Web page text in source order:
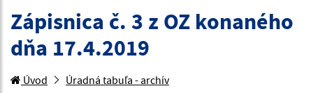
Zápisnica č. 3 z OZ konaného
dňa 17.4.2019
Úvod Úradná tabuľa - archív